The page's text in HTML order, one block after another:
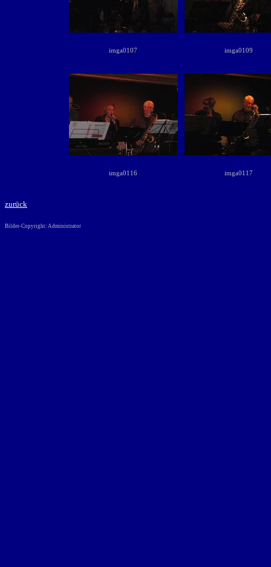
imga0107 imga0109
imga0116 imga0117
zurück
Bilder-Copyright: Administrator